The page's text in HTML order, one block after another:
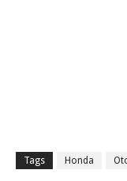
Tags Honda